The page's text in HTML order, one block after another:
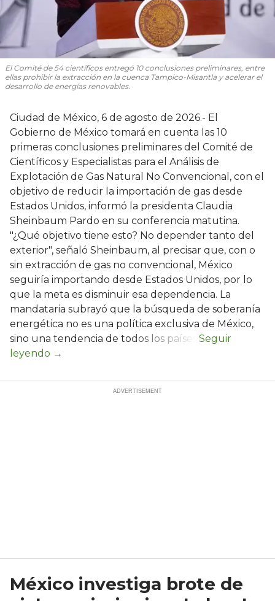
El Comité de 54 científicos entregó 10 conclusiones preliminares, entre
ellas prohibir la extracción en la cuenca Tampico-Misantla y acelerar el
desarrollo de energías renovables.
Ciudad de México, 6 de agosto de 2026.- El
Gobierno de México tomará en cuenta las 10
primeras conclusiones preliminares del Comité de
Científicos y Especialistas para el Análisis de
Explotación de Gas Natural No Convencional, con el
objetivo de reducir la importación de gas desde
Estados Unidos, informó la presidenta Claudia
Sheinbaum Pardo en su conferencia matutina.
"¿Qué objetivo tiene esto? No depender tanto del
exterior", señaló Sheinbaum, al precisar que, con o
sin extracción de gas no convencional, México
seguiría importando desde Estados Unidos, por lo
que la meta es disminuir esa dependencia. La
mandataria subrayó que la búsqueda de soberanía
energética no es una política exclusiva de México,
sino una tendencia de todos los países.
México investiga brote de